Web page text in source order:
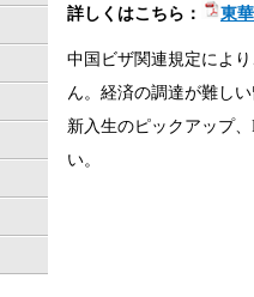
詳しくはこちら： 東
中 国ビザ関連規定によ
ん。経済の調達が難し
新入生のピックアップ、
い。